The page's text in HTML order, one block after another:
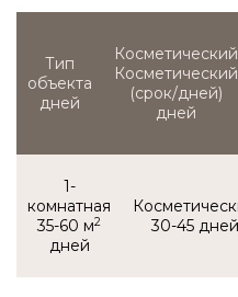
Тип
объекта
Косметический
(срок/дней)
1-
комнатная
35-60 м2 30-45